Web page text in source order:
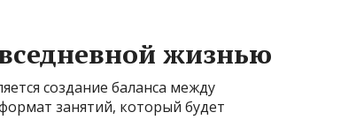
жизнью
создание баланса между
занятий, который будет